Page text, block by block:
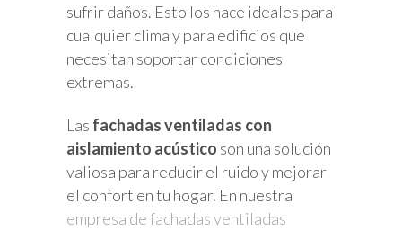
sufrir daños. Esto los hace ideales para
cualquier clima y para edificios que
necesitan soportar condiciones
extremas.
Las fachadas ventiladas con
aislamiento acústico son una solución
valiosa para reducir el ruido y mejorar
el confort en tu hogar. En nuestra
empresa de fachadas ventiladas